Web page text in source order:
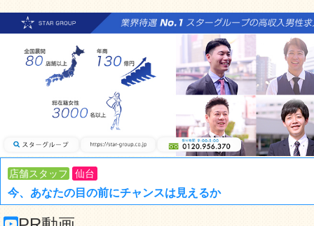
店舗スタッフ 仙台
今、あなたの目の前にチャンスは見えるか